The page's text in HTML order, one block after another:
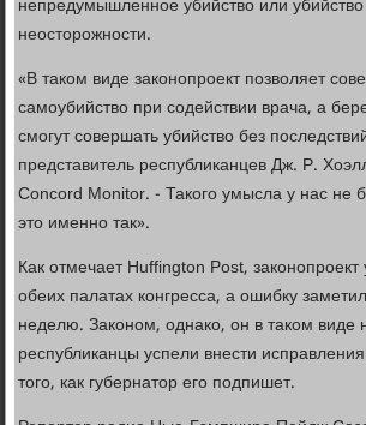
непредумышленное убийство или
неосторожности.
«В таком виде законопроект позволяет
самоубийство при содействии врача, а
смогут совершать убийство без
представитель республиканцев Дж. Р.
Concord Monitor. - Такого умысла у нас не
это именно так».
Как отмечает Huffington Post,
обеих палатах конгресса, а ошибку
неделю. Законом, однако, он в таком виде
республиканцы успели внести
того, как губернатор его подпишет.